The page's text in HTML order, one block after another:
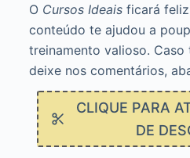
O Cursos Ideaisficará feliz
conteúdo te ajudou a
treinamento valioso. Caso
deixe nos comentários,
CLIQUE PARA
DE